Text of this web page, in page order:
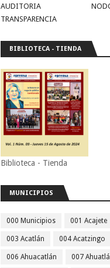
AUDITORIA
TRANSPARENCIA
BIBLIOTECA - TIENDA
Biblioteca - Tienda
MUNICIPIOS
000 Municipios 001 Acajete
003 Acatlán 004 Acatzingo
006 Ahuacatlán 007